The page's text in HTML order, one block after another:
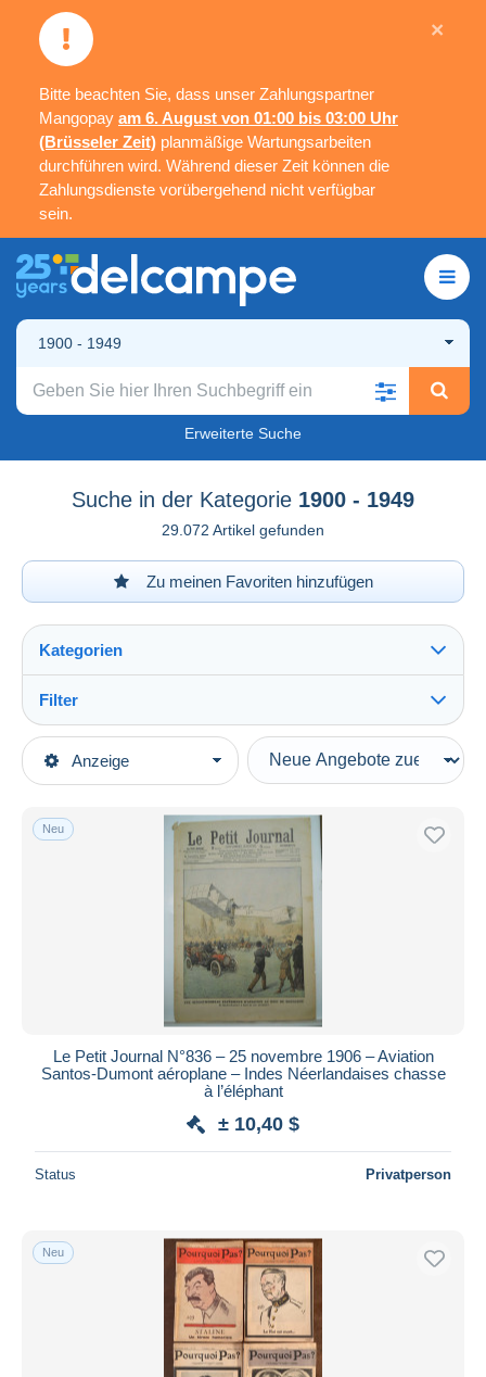
Bitte beachten Sie, dass unser Zahlungspartner
Mangopay am 6. August von 01:00 bis 03:00 Uhr
(Brüsseler Zeit) planmäßige Wartungsarbeiten
durchführen wird. Während dieser Zeit können die
Zahlungsdienste vorübergehend nicht verfügbar
sein.
×
1900 - 1949
Erweiterte Suche
Suche in der Kategorie 1900 - 1949
29.072 Artikel gefunden
Zu meinen Favoriten hinzufügen
Anzeige
Kategorien
Hauptkategorien
Französisch
Le Petit Marseillais
67
Sonstige & Ohne Zuordnung
Filter
Art der Verkäufe
Laufende Angebote
Auktionen mit Geboten
Auktionen ohne Gebote
Auktionshäuser
Endet in
Von $
Zahlungsmethoden
Banküberweisung
Neu
Le Petit Journal N°836 – 25 novembre 1906 – Aviation
Santos-Dumont aéroplane – Indes Néerlandaises chasse
à l’éléphant
± 10,40 $
Status Privatperson
Neu